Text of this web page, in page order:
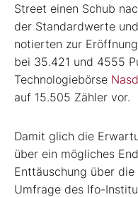
Street einen Schub
der Standardwerte
notierten zur
bei 35.421 und 4555
Technologiebörse
auf 15.505 Zähler vor.
Damit glich die
über ein mögliches
Enttäuschung über
Umfrage des Ifo-